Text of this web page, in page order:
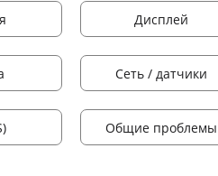
Дисплей
Сеть / датчики
Общие проблемы